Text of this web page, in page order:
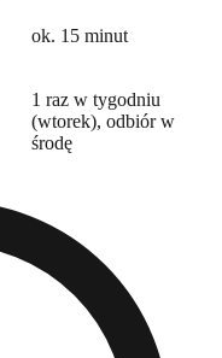
ok. 15 minut
1 raz w tygodniu
(wtorek), odbiór w
środę